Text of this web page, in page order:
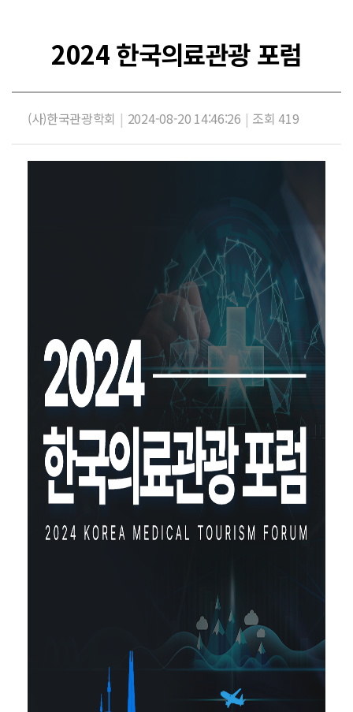
2024 한국의료관광 포럼
(사)한국관광학회 | 2024-08-20 14:46:26 | 조회 419